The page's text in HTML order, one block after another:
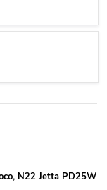
N22 Jetta PD25W